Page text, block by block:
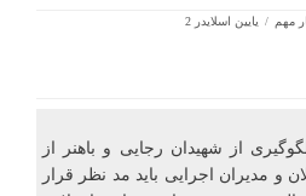
مهم / یایین اسلایدر 2
از شهیدان رجایی و باهنر از
و مدیران اجرایی باید مد نظر قرار